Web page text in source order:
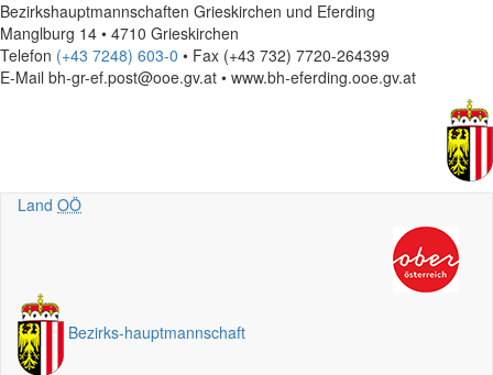
Bezirkshauptmannschaften Grieskirchen und Eferding
Manglburg 14 • 4710 Grieskirchen
Telefon (+43 7248) 603-0 • Fax (+43 732) 7720-264399
E-Mail bh-gr-ef.post@ooe.gv.at • www.bh-eferding.ooe.gv.at
Land OÖ
Bezirks-hauptmannschaft